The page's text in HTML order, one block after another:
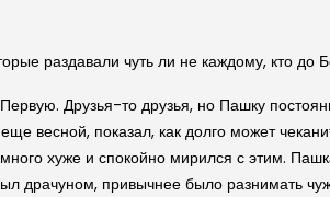
раздавали чуть ли не каждому, кто до
Друзья-то друзья, но Пашку
весной, показал, как долго может
хуже и спокойно мирился с этим.
драчуном, привычнее было разнимать